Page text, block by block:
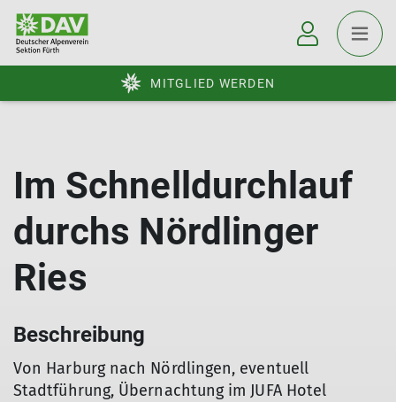
MITGLIED WERDEN
Im Schnelldurchlauf
durchs Nördlinger
Ries
Beschreibung
Von Harburg nach Nördlingen, eventuell
Stadtführung, Übernachtung im JUFA Hotel